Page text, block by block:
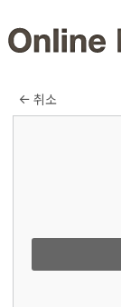
취소